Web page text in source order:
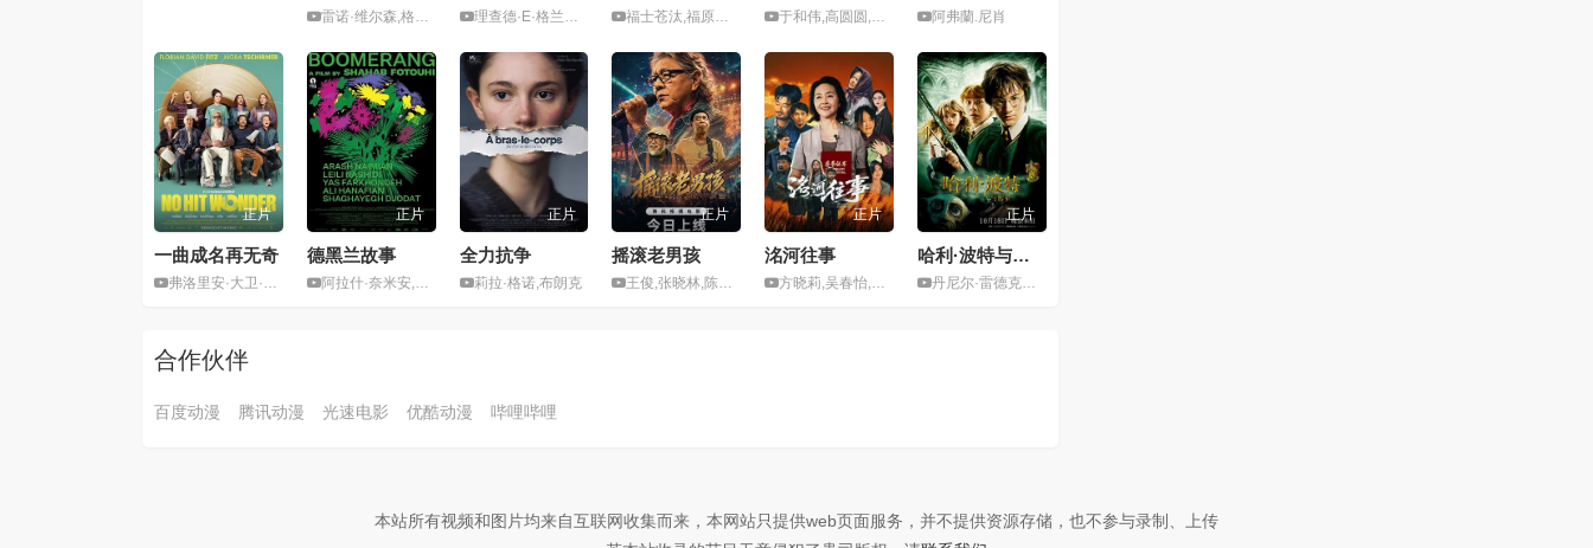
雷诺·维尔森,格雷格·亨利 理查德·E·格兰特,克莱尔·芙伊 福士苍汰,福原遥,宫泽冰鱼,石井杏奈,宫近海斗,大塚宁宁,加藤雅也 于和伟,高圆圆,韩庚,张天爱 阿弗蘭.尼肖
正片
一曲成名再无奇
弗洛里安·大卫·菲茨
正片
德黑兰故事
阿拉什·奈米安,亚斯·法尔孔德
正片
全力抗争
莉拉·格诺,布朗克
正片
摇滚老男孩
王俊,张晓林,陈思桐
正片
洺河往事
方晓莉,吴春怡,郑拓疆
正片
哈利·波特与密室
丹尼尔·雷德克里夫,艾玛·沃森,鲁伯特·格林特
合作伙伴
百度动漫 腾讯动漫 光速电影 优酷动漫 哔哩哔哩
本站所有视频和图片均来自互联网收集而来，本网站只提供web页面服务，并不提供资源存储，也不参与录制、上传